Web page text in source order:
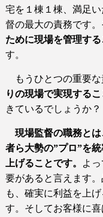
宅を１棟１棟、満足
督の最大の責務です
ために現場を管理する
す。
もうひとつの重要な
りの現場で実現するこ
きているでしょうか？
現場監督の職務と
者ら大勢の”プロ”を
上げることです。
よ
要があると言えます
も、確実に利益を上
す。そしてお客様に